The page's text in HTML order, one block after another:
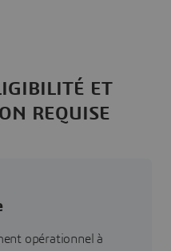
ET
REQUISE
opérationnel à